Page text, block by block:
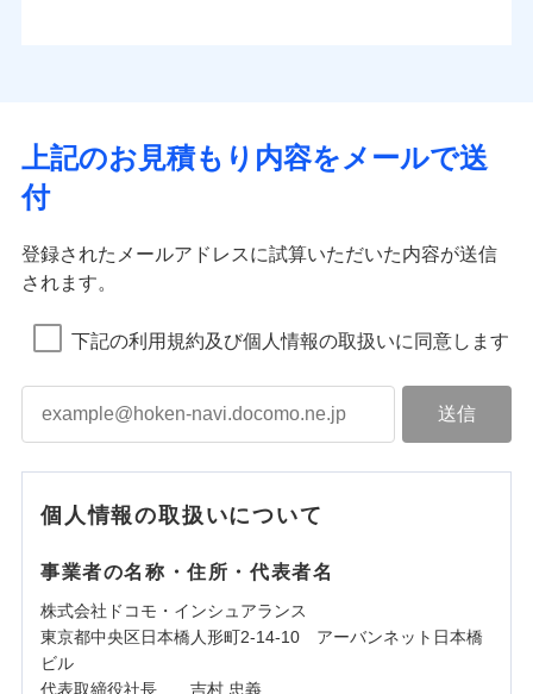
上記のお見積もり内容をメールで送
付
登録されたメールアドレスに試算いただいた内容が送信
されます。
下記の利用規約及び個人情報の取扱いに同意します
個人情報の取扱いについて
事業者の名称・住所・代表者名
株式会社ドコモ・インシュアランス
東京都中央区日本橋人形町2-14-10 アーバンネット日本橋
ビル
代表取締役社長 吉村 忠義